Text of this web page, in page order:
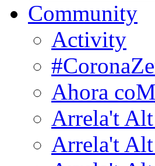
Community
Activity
Ahora
Arrela't
Arrela't